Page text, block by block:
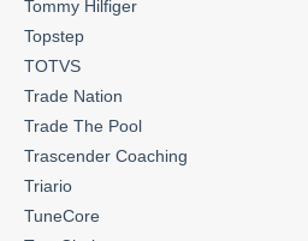
Tommy Hilfiger
Topstep
TOTVS
Trade Nation
Trade The Pool
Trascender Coaching
Triario
TuneCore